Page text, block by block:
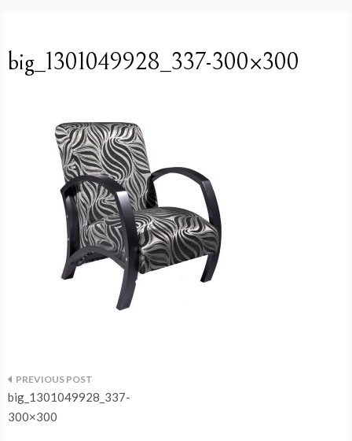
big_1301049928_337-300×300
Navegação
de
big_1301049928_337-
300×300